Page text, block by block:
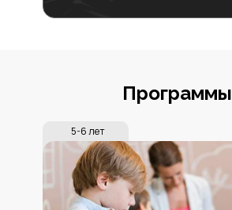
Программы
5-6 лет